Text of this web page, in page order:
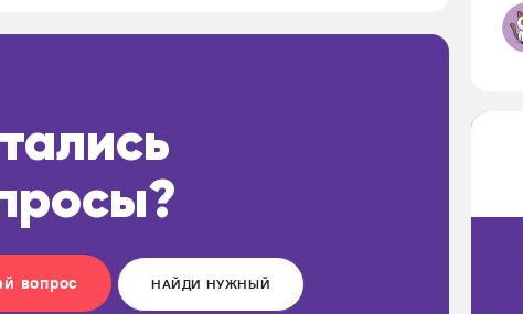
вопрос НАЙДИ НУЖНЫЙ